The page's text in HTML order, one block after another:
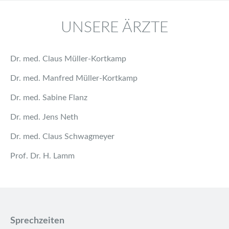
UNSERE ÄRZTE
Dr. med. Claus Müller-Kortkamp
Dr. med. Manfred Müller-Kortkamp
Dr. med. Sabine Flanz
Dr. med. Jens Neth
Dr. med. Claus Schwagmeyer
Prof. Dr. H. Lamm
Sprechzeiten